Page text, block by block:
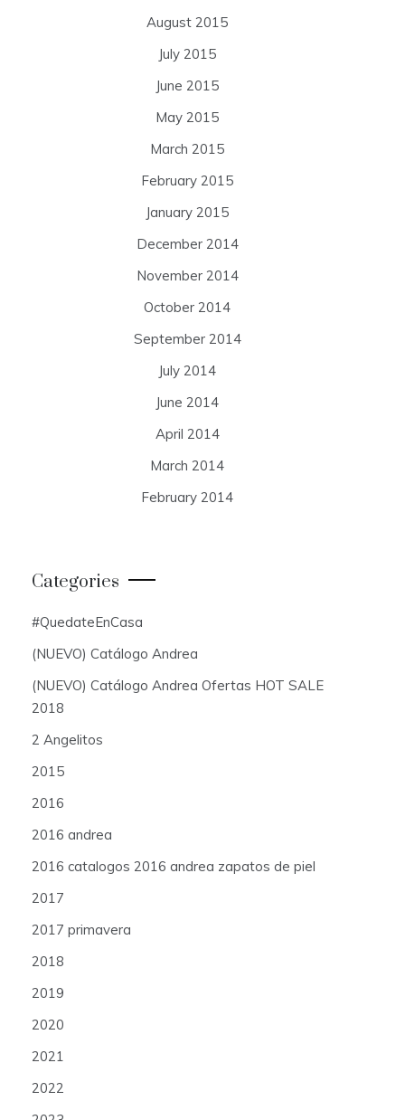
August 2015
July 2015
June 2015
May 2015
March 2015
February 2015
January 2015
December 2014
November 2014
October 2014
September 2014
July 2014
June 2014
April 2014
March 2014
February 2014
Categories
#QuedateEnCasa
(NUEVO) Catálogo Andrea
(NUEVO) Catálogo Andrea Ofertas HOT SALE
2018
2 Angelitos
2015
2016
2016 andrea
2016 catalogos 2016 andrea zapatos de piel
2017
2017 primavera
2018
2019
2020
2021
2022